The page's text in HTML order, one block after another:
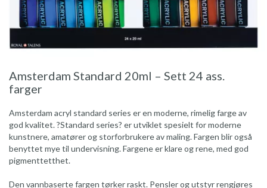
Amsterdam Standard 20ml – Sett 24 ass.
farger
Amsterdam acryl standard series er en moderne, rimelig farge av
god kvalitet. ?Standard series? er utviklet spesielt for moderne
kunstnere, amatører og storforbrukere av maling. Fargen blir også
benyttet mye til undervisning. Fargene er klare og rene, med god
pigmenttetthet.
Den vannbaserte fargen tørker raskt. Pensler og utstyr rengjøres